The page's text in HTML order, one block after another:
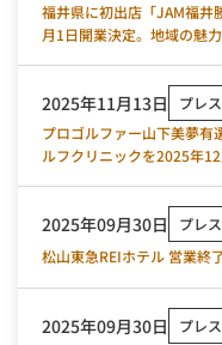
福井県に初出店「JAM福井
月1日開業決定。地域の魅
2025年11月13日
プレ
プロゴルファー山下美夢有
ルフクリニックを2025年
2025年09月30日
プレ
松山東急REIホテル 営業終
2025年09月30日
プレ